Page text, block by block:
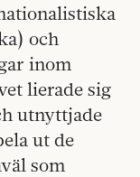
och
inom
lierade sig
utnyttjade
ut de
som